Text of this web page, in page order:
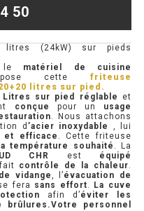
50
(24kW) sur pieds
le matériel de cuisine
cette friteuse
litres sur pied.
sur pied réglable
et
conçue pour un usage
. Nous attachons
d ’acier inoxydable
, lui
et efficace . Cette friteuse
température souhaité . La
CHR est équipé
contrôle de la chaleur.
vidange, l’évacuation de
fera sans effort.
La cuve
afin d’éviter les
personnel